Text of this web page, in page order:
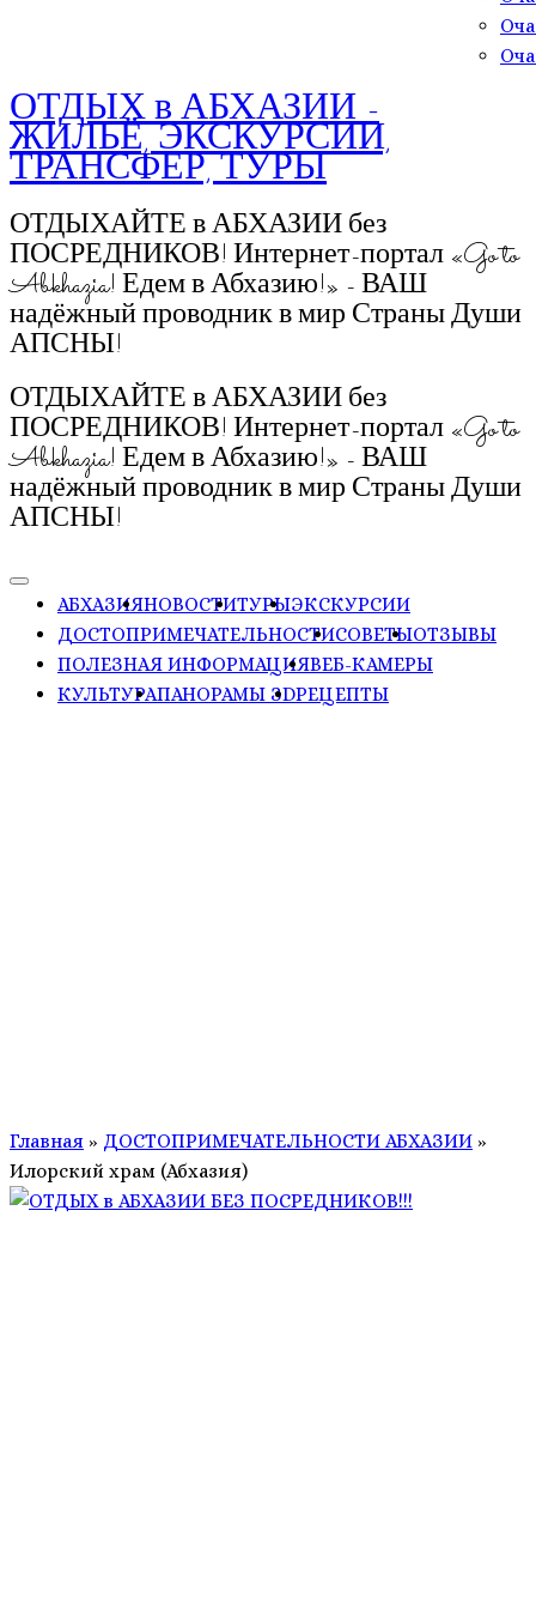
ОТДЫХ в АБХАЗИИ -
ЖИЛЬЁ, ЭКСКУРСИИ,
ТРАНСФЕР, ТУРЫ
ОТДЫХАЙТЕ в АБХАЗИИ без
ПОСРЕДНИКОВ! Интернет-портал «Go to
Abkhazia! Едем в Абхазию!» - ВАШ
надёжный проводник в мир Страны Души
АПСНЫ!
ОТДЫХАЙТЕ в АБХАЗИИ без
ПОСРЕДНИКОВ! Интернет-портал «Go to
Abkhazia! Едем в Абхазию!» - ВАШ
надёжный проводник в мир Страны Души
АПСНЫ!
АБХАЗИЯНОВОСТИТУРЫЭКСКУРСИИ
ДОСТОПРИМЕЧАТЕЛЬНОСТИСОВЕТЫОТЗЫВЫ
ПОЛЕЗНАЯ ИНФОРМАЦИЯВЕБ-КАМЕРЫ
КУЛЬТУРАПАНОРАМЫ ЗDРЕЦЕПТЫ
Главная » ДОСТОПРИМЕЧАТЕЛЬНОСТИ АБХАЗИИ »
Илорский храм (Абхазия)